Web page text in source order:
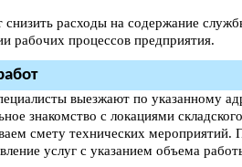
расходы на содержание
рабочих процессов предприятия.
выезжают по указанному
знакомство с локациями
смету технических мероприятий.
услуг с указанием объема